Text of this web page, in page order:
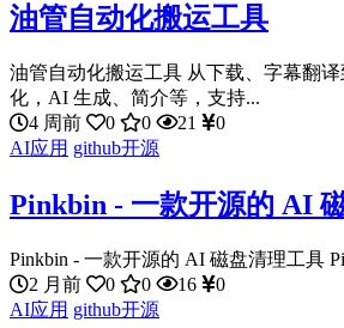
油管自动化搬运工具
油管自动化搬运工具 从下载、字幕翻
化，AI 生成、简介等，支持...
4 周前
0 0 21
0
AI应用 github开源
Pinkbin - 一款开源的 AI
Pinkbin - 一款开源的 AI 磁盘清理工具
2 月前
0 0 16
0
AI应用 github开源